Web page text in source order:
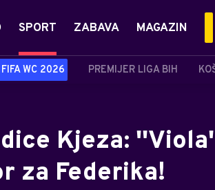
SPORT
FIFA WC 2026 PREMIJER LIGA BIH
ZABAVA MAGAZIN
Kjeza:
za Federika!